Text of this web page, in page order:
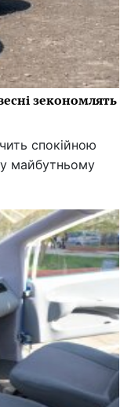
зекономлять
спокійною
майбутньому